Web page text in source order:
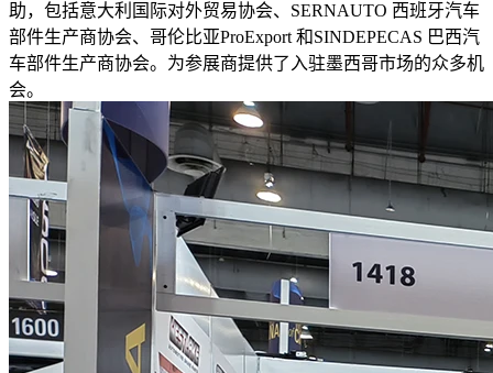
助，包括意大利国际对外贸易协会、SERNAUTO 西班牙汽车
部件生产商协会、哥伦比亚ProExport 和SINDEPECAS 巴西汽
车部件生产商协会。为参展商提供了入驻墨西哥市场的众多机
会。